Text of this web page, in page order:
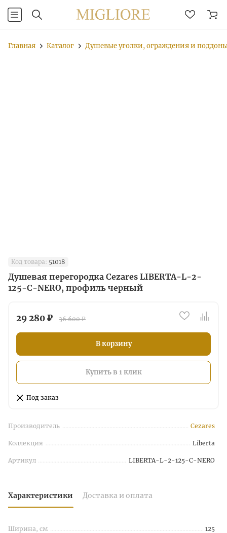
Главная Каталог Душевые уголки, ограждения и
Код товара: 51018
Душевая перегородка Cezares LIBERTA-L-2-
125-C-NERO, профиль черный
29 280 ₽ 36 600 ₽
В корзину
Купить в 1 клик
Под заказ
Производитель Cezares
Коллекция Liberta
Артикул LIBERTA-L-2-125-C-NERO
Характеристики Доставка и оплата
Ширина, см
125